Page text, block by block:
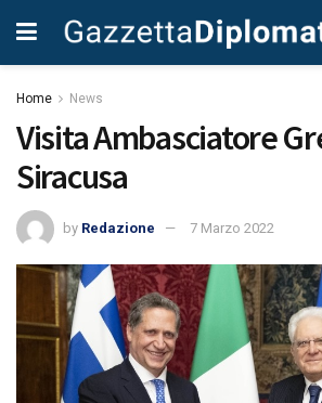
Home News
Visita Ambasciatore
Siracusa
by Redazione 7 Marzo 2022